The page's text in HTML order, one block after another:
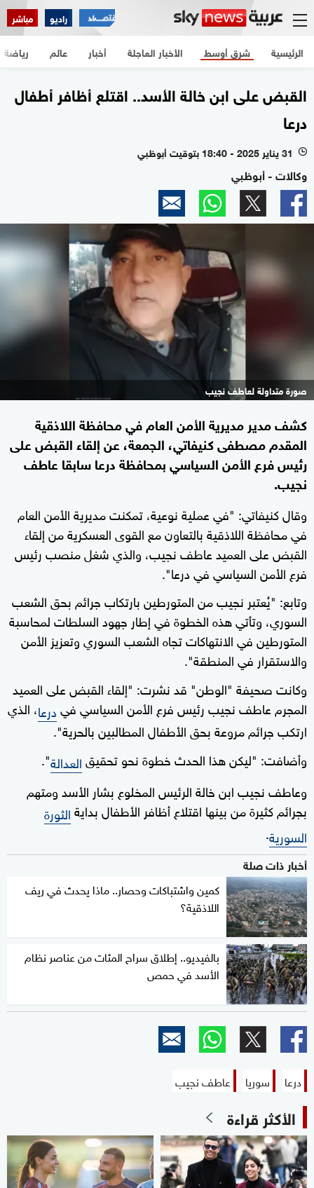
راديو مباشر
الرئيسية الأخبار العاجلة أخبار شرق أوسط عالم رياضة
القبض على ابن خالة الأسد.. اقتلع أظافر أطفال
درعا
l 31 يناير 2025 - 18:40 بتوقيت أبوظبي
وكالات - أبوظبي
صورة متداولة لعاطف نجيب
كشف مدير مديرية الأمن العام في محافظة اللاذقية
المقدم مصطفى كنيفاتي، الجمعة، عن إلقاء القبض على
رئيس فرع الأمن السياسي بمحافظة درعا سابقا عاطف
نجيب.
وقال كنيفاتي: "في عملية نوعية، تمكنت مديرية الأمن العام
في محافظة اللاذقية بالتعاون مع القوى العسكرية من إلقاء
القبض على العميد عاطف نجيب، والذي شغل منصب رئيس
فرع الأمن السياسي في درعا".
وتابع: "يُعتبر نجيب من المتورطين بارتكاب جرائم بحق الشعب
السوري، وتأتي هذه الخطوة في إطار جهود السلطات لمحاسبة
المتورطين في الانتهاكات تجاه الشعب السوري وتعزيز الأمن
والاستقرار في المنطقة".
وكانت صحيفة "الوطن" قد نشرت: "إلقاء القبض على العميد
المجرم عاطف نجيب رئيس فرع الأمن السياسي فيدرعا، الذي
ارتكب جرائم مروعة بحق الأطفال المطالبين بالحرية".
وأضافت: "ليكن هذا الحدث خطوة نحو تحقيقالعدالة".
وعاطف نجيب ابن خالة الرئيس المخلوع بشار الأسد ومتهم
بجرائم كثيرة من بينها اقتلاع أظافر الأطفال بدايةالثورة
السورية.
أخبار ذات صلة
كمين واشتباكات وحصار.. ماذا يحدث في ريف
اللاذقية؟
بالفيديو.. إطلاق سراح المئات من عناصر نظام
الأسد في حمص
درعا سوريا عاطف نجيب
الأكثر قراءة